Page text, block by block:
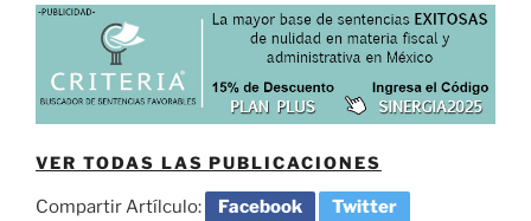
VER TODAS LAS PUBLICACIONES
Compartir Artílculo: Facebook Twitter